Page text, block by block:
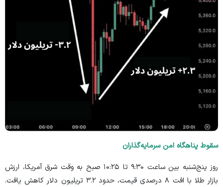
سقوط پناهگاه امن سرمایه‌گذاران
روز پنج‌شنبه بین ساعت ۹:۳۰ تا ۱۰:۲۵ صبح به وقت شرق آمریکا، ارزش
بازار طلا با افت ۸ درصدی قیمت، حدود ۳.۲ تریلیون دلار کاهش یافت.